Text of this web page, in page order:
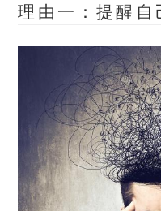
理由一：提醒自